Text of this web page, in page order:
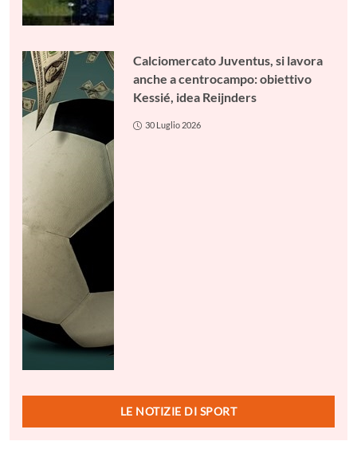
Calciomercato Juventus, si lavora
anche a centrocampo: obiettivo
Kessié, idea Reijnders
30 Luglio 2026
LE NOTIZIE DI SPORT